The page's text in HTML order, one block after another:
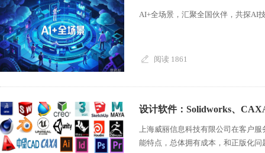
AI+全场景，汇聚全国伙伴，共探AI
阅读 1861
设计软件：Solidworks、
上海威丽信息科技有限公司在客户
能特点，总体拥有成本，和正版化